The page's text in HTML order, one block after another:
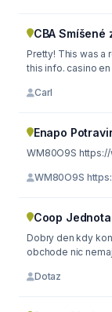
CBA Smíšené
Pretty! This was a
this info.
Carl
Enapo
WM80O9S
WM80O9S
Coop
Dobry den kdy
obchode nic
Dotaz